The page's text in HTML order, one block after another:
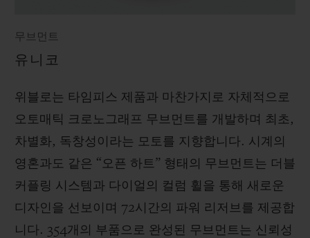
무브먼트
유니코
위블로는 타임피스 제품과 마찬가지로 자체적으로
오토매틱 크로노그래프 무브먼트를 개발하며 최초,
차별화, 독창성이라는 모토를 지향합니다. 시계의
영혼과도 같은 “오픈 하트” 형태의 무브먼트는 더블
커플링 시스템과 다이얼의 컬럼 휠을 통해 새로운
디자인을 선보이며 72시간의 파워 리저브를 제공합
니다. 354개의 부품으로 완성된 무브먼트는 신뢰성